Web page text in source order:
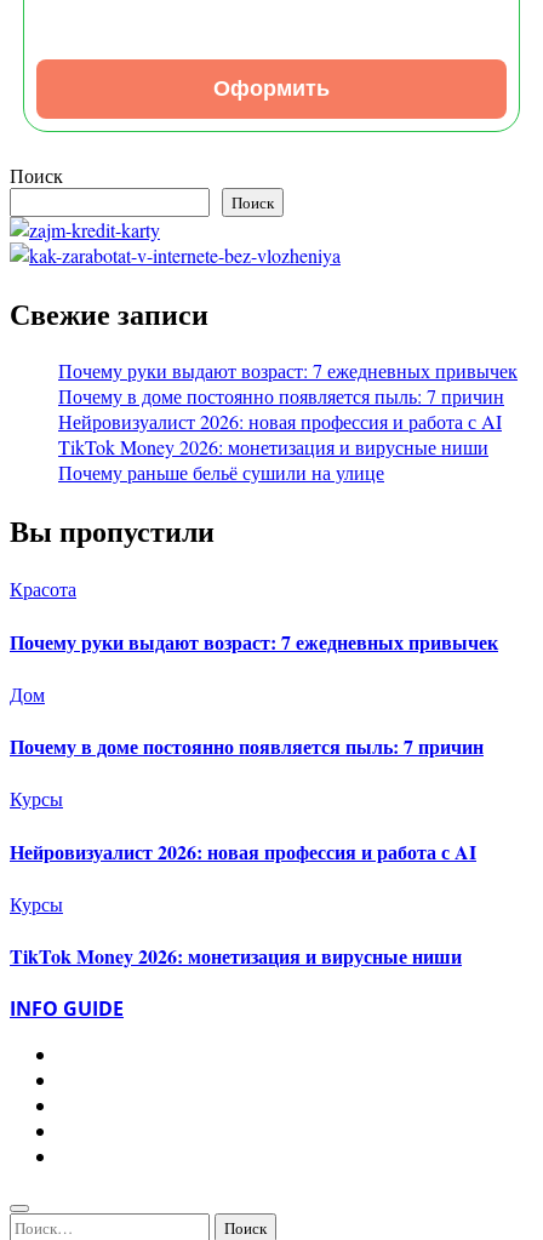
Оформить
Поиск
Поиск
Свежие записи
Почему руки выдают возраст: 7 ежедневных привычек
Почему в доме постоянно появляется пыль: 7 причин
Нейровизуалист 2026: новая профессия и работа с AI
TikTok Money 2026: монетизация и вирусные ниши
Почему раньше бельё сушили на улице
Вы пропустили
Красота
Почему руки выдают возраст: 7 ежедневных привычек
Дом
Почему в доме постоянно появляется пыль: 7 причин
Курсы
Нейровизуалист 2026: новая профессия и работа с AI
Курсы
TikTok Money 2026: монетизация и вирусные ниши
INFO GUIDE
Найти: